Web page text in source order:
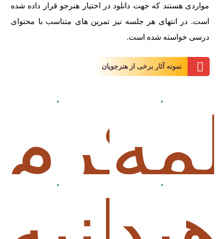
مواردی هستند که جهت دانلود در اختیار هنرجو قرار داده شده
است. در انتهای هر جلسه نیز تمرین های متناسب با محتوای
درسی خواسته شده است.
نمونه آثار برخی از هنرجویان
اکرم